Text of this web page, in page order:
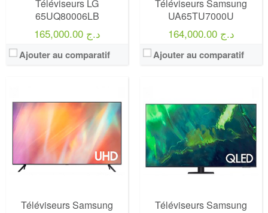
Téléviseurs LG
65UQ80006LB
165,000.00 د.ج
Ajouter au comparatif
Téléviseurs Samsung
UA65TU7000U
164,000.00 د.ج
Ajouter au comparatif
Téléviseurs Samsung
Téléviseurs Samsung
Marque:LG
Prix: 75000
Définition: UHD TV
View Details →
Marque:LG
Prix:75000
Définition:UHD TV
View Details →